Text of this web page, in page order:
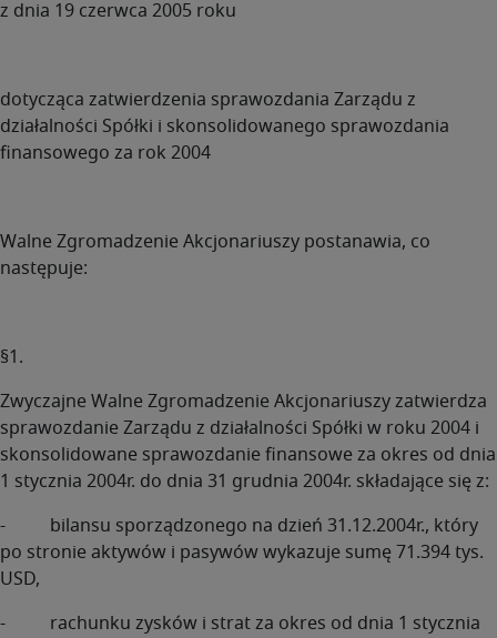
z dnia 19 czerwca 2005 roku
dotycząca zatwierdzenia sprawozdania Zarządu z
działalności Spółki i skonsolidowanego sprawozdania
finansowego za rok 2004
Walne Zgromadzenie Akcjonariuszy postanawia, co
następuje:
§1.
Zwyczajne Walne Zgromadzenie Akcjonariuszy zatwierdza
sprawozdanie Zarządu z działalności Spółki w roku 2004 i
skonsolidowane sprawozdanie finansowe za okres od dnia
1 stycznia 2004r. do dnia 31 grudnia 2004r. składające się z:
- bilansu sporządzonego na dzień 31.12.2004r., który
po stronie aktywów i pasywów wykazuje sumę 71.394 tys.
USD,
- rachunku zysków i strat za okres od dnia 1 stycznia